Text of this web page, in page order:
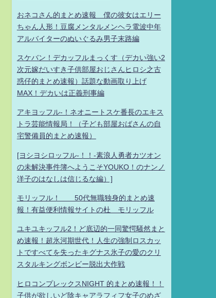
おネコさん的まとめ速報 僕の彼女はエリー
ちゃん人形！豆腐メンタルメンヘラ電波中年
アルバイターのぬいぐるみ男子末路編
スケバン！デカッフルまっくす（デカい強い2
次元嫁だいすき子供部屋おじさんヒロシ之古
惑仔的まとめ速報）話題な動画取り上げ
MAX！デカいは正義刑事編
アキヨッフル-！ネオニートスケ番長のエキス
トラ芸能情報局！（子ども部屋おばさんの自
宅警備員的まとめ速報）
[ヨシヨシロッフル-！！-素浪人勇者カツオン
の未解決事件簿へようこそYOUKO！のナンノ
洋子のはなしは信じるな編）]
モリッフル！ 50代無職独身的まとめ速
報！有益便利情報サイトの杜 モリッフル
ユキユキッフル2！ど底辺的一同驚愕騒然まと
め速報！超氷河期世代！人生の強制ロスカッ
トですべてを失ったキグナス氷子の愛のクリ
スタルキングボンビー脱出大作戦
ヒロコンプレックスNIGHT 的まとめ速報！！
子供が欲しいど陰キャアラフィフ女子のめざ